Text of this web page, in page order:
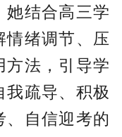
她结合高三学
情绪调节、压
方法，引导学
我疏导、积极
、自信迎考的